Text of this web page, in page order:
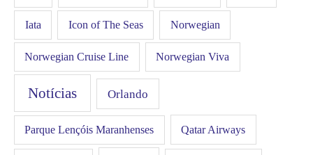
Iata Icon of The Seas Norwegian
Norwegian Cruise Line Norwegian Viva
Notícias Orlando
Parque Lençóis Maranhenses Qatar Airways